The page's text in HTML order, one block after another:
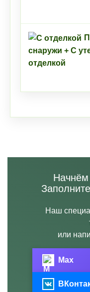
снаружи + С
отделкой
Начнём
Наш
или
Max